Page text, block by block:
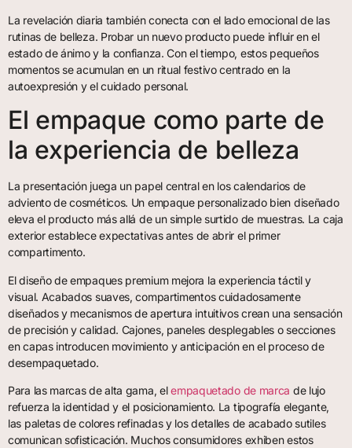
La revelación diaria también conecta con el lado emocional de las
rutinas de belleza. Probar un nuevo producto puede influir en el
estado de ánimo y la confianza. Con el tiempo, estos pequeños
momentos se acumulan en un ritual festivo centrado en la
autoexpresión y el cuidado personal.
El empaque como parte de
la experiencia de belleza
La presentación juega un papel central en los calendarios de
adviento de cosméticos. Un empaque personalizado bien diseñado
eleva el producto más allá de un simple surtido de muestras. La caja
exterior establece expectativas antes de abrir el primer
compartimento.
El diseño de empaques premium mejora la experiencia táctil y
visual. Acabados suaves, compartimentos cuidadosamente
diseñados y mecanismos de apertura intuitivos crean una sensación
de precisión y calidad. Cajones, paneles desplegables o secciones
en capas introducen movimiento y anticipación en el proceso de
desempaquetado.
Para las marcas de alta gama, elempaquetado de marca de lujo
refuerza la identidad y el posicionamiento. La tipografía elegante,
las paletas de colores refinadas y los detalles de acabado sutiles
comunican sofisticación. Muchos consumidores exhiben estos